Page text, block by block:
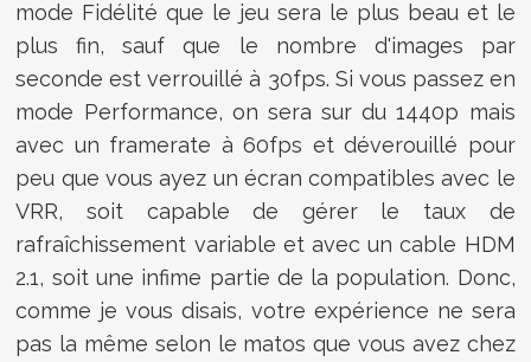
mode Fidélité que le jeu sera le plus beau et le
plus fin, sauf que le nombre d'images par
seconde est verrouillé à 30fps. Si vous passez en
mode Performance, on sera sur du 1440p mais
avec un framerate à 60fps et déverouillé pour
peu que vous ayez un écran compatibles avec le
VRR, soit capable de gérer le taux de
rafraîchissement variable et avec un cable HDM
2.1, soit une infime partie de la population. Donc,
comme je vous disais, votre expérience ne sera
pas la même selon le matos que vous avez chez